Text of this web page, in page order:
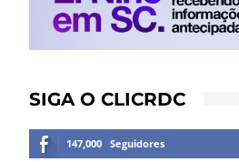
SIGA O CLICRDC
147,000 Seguidores